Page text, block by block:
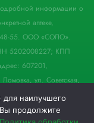
информации о
аптеке,
48-55. ООО «СОЛО».
5202008227; КПП
607201,
ул. Советская,
наилучшего
продолжите